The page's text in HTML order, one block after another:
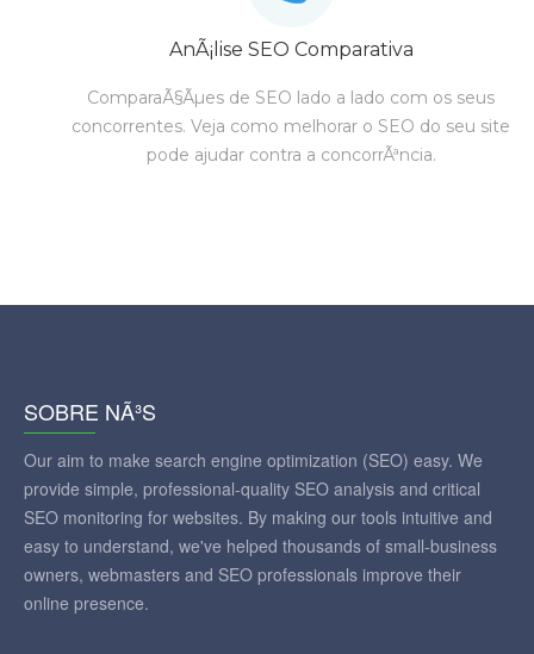
AnÃ¡lise SEO Comparativa
ComparaÃ§Ãµes de SEO lado a lado com os seus
concorrentes. Veja como melhorar o SEO do seu site
pode ajudar contra a concorrÃªncia.
SOBRE NÃ³S
Our aim to make search engine optimization (SEO) easy. We
provide simple, professional-quality SEO analysis and critical
SEO monitoring for websites. By making our tools intuitive and
easy to understand, we've helped thousands of small-business
owners, webmasters and SEO professionals improve their
online presence.